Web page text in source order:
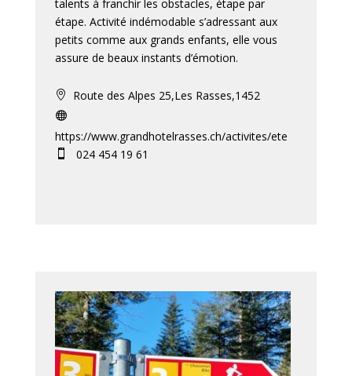
talents à franchir les obstacles, étape par
étape. Activité indémodable s’adressant aux
petits comme aux grands enfants, elle vous
assure de beaux instants d’émotion.
 Route des Alpes 25,Les Rasses,1452

https://www.grandhotelrasses.ch/activites/ete
 024 454 19 61